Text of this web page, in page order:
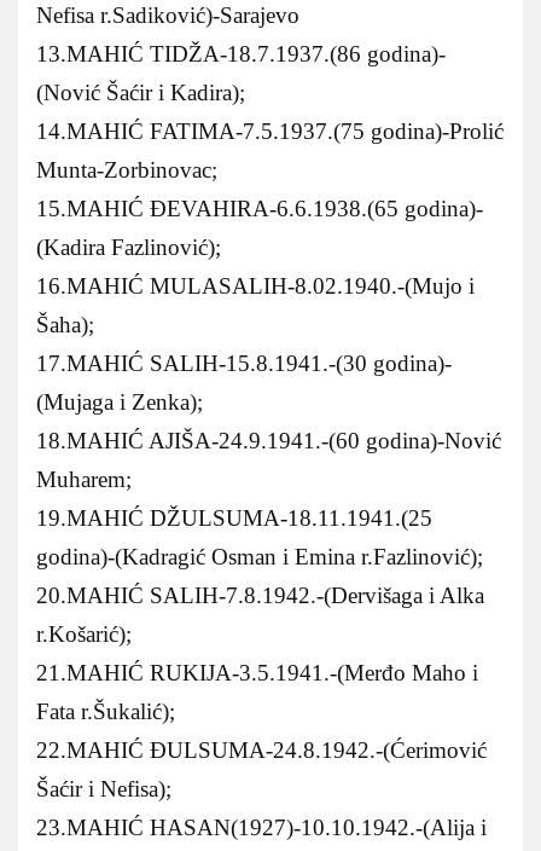
Nefisa r.Sadiković)-Sarajevo
13.MAHIĆ TIDŽA-18.7.1937.(86 godina)-
(Nović Šaćir i Kadira);
14.MAHIĆ FATIMA-7.5.1937.(75 godina)-Prolić
Munta-Zorbinovac;
15.MAHIĆ ĐEVAHIRA-6.6.1938.(65 godina)-
(Kadira Fazlinović);
16.MAHIĆ MULASALIH-8.02.1940.-(Mujo i
Šaha);
17.MAHIĆ SALIH-15.8.1941.-(30 godina)-
(Mujaga i Zenka);
18.MAHIĆ AJIŠA-24.9.1941.-(60 godina)-Nović
Muharem;
19.MAHIĆ DŽULSUMA-18.11.1941.(25
godina)-(Kadragić Osman i Emina r.Fazlinović);
20.MAHIĆ SALIH-7.8.1942.-(Dervišaga i Alka
r.Košarić);
21.MAHIĆ RUKIJA-3.5.1941.-(Merđo Maho i
Fata r.Šukalić);
22.MAHIĆ ĐULSUMA-24.8.1942.-(Ćerimović
Šaćir i Nefisa);
23.MAHIĆ HASAN(1927)-10.10.1942.-(Alija i